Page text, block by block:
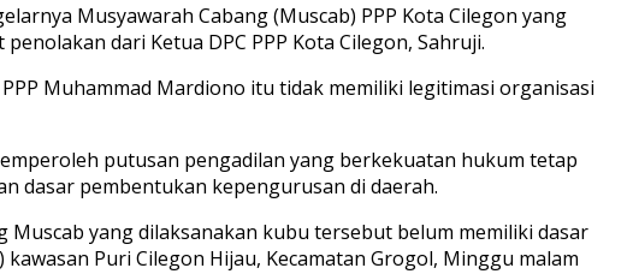
Musyawarah Cabang (Muscab) PPP Kota Cilegon yang
dari Ketua DPC PPP Kota Cilegon, Sahruji.
Muhammad Mardiono itu tidak memiliki legitimasi organisasi
putusan pengadilan yang berkekuatan hukum tetap
dasar pembentukan kepengurusan di daerah.
Muscab yang dilaksanakan kubu tersebut belum memiliki dasar
Puri Cilegon Hijau, Kecamatan Grogol, Minggu malam